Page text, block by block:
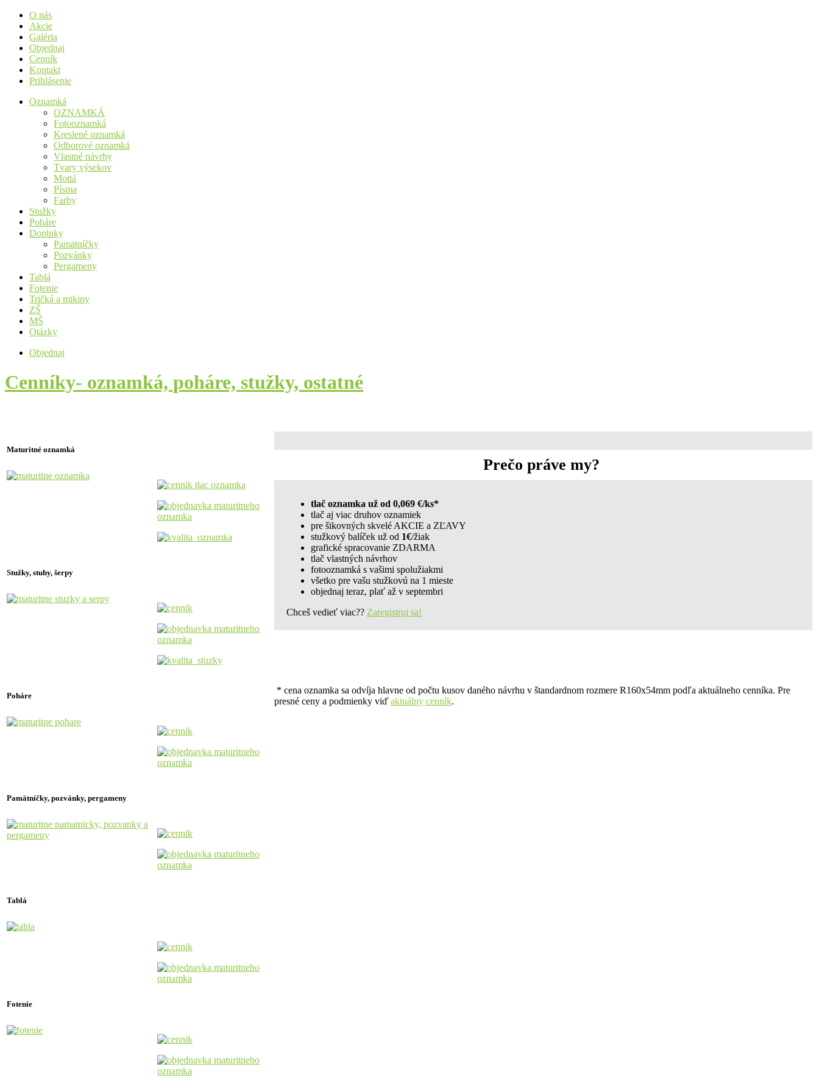
O nás
Akcie
Galéria
Objednaj
Cenník
Kontakt
Prihlásenie
Oznamká
OZNAMKÁ
Fotooznamká
Kreslené oznamká
Odborové oznamká
Vlastné návrhy
Tvary výsekov
Mottá
Písma
Farby
Stužky
Poháre
Doplnky
Pamätníčky
Pozvánky
Pergameny
Tablá
Fotenie
Tričká a mikiny
ZŠ
MŠ
Otázky
Objednaj
Cenníky- oznamká, poháre, stužky, ostatné
Maturitné oznamká
Prečo práve my?
tlač oznamka už od 0,069 €/ks*
tlač aj viac druhov oznamiek
pre šikovných skvelé AKCIE a ZĽAVY
stužkový balíček už od 1€/žiak
grafické spracovanie ZDARMA
tlač vlastných návrhov
fotooznamká s vašimi spolužiakmi
všetko pre vašu stužkovú na 1 mieste
objednaj teraz, plať až v septembri
Chceš vedieť viac?? Zaregistruj sa!
* cena oznamka sa odvíja hlavne od počtu kusov daného návrhu v štandardnom rozmere R160x54mm podľa aktuálneho cenníka. Pre
presné ceny a podmienky viď aktuálny cenník.
Stužky, stuhy, šerpy
Poháre
Pamätníčky, pozvánky, pergameny
Tablá
Fotenie